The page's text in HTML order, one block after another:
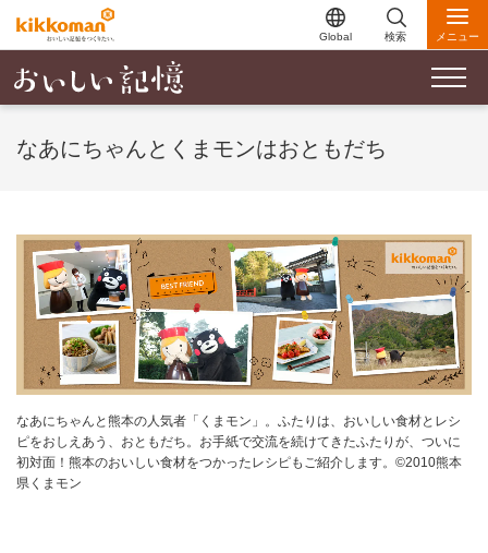
Global 検索 メニュー
なあにちゃんとくまモンはおともだち
なあにちゃんと熊本の人気者「くまモン」。ふたりは、おいしい食材とレシ
ピをおしえあう、おともだち。お手紙で交流を続けてきたふたりが、ついに
初対面！熊本のおいしい食材をつかったレシピもご紹介します。©2010熊本
県くまモン